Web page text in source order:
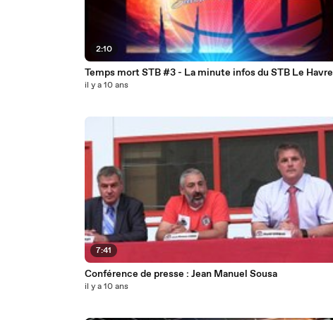
2:10
Temps mort STB #3 - La minute infos du STB Le Havre
il y a 10 ans
7:41
Conférence de presse : Jean Manuel Sousa
il y a 10 ans